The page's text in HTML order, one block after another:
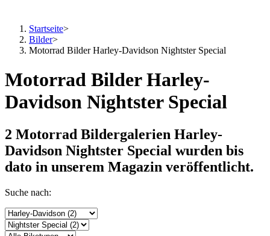
Startseite>
Bilder>
Motorrad Bilder Harley-Davidson Nightster Special
Motorrad Bilder Harley-
Davidson Nightster Special
2 Motorrad Bildergalerien Harley-
Davidson Nightster Special wurden bis
dato in unserem Magazin veröffentlicht.
Suche nach: